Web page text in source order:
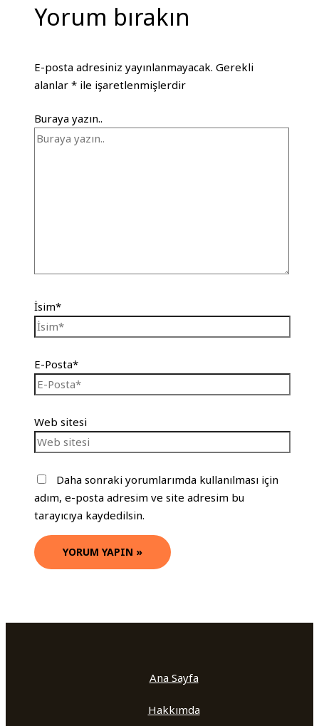
Yorum bırakın
E-posta adresiniz yayınlanmayacak. Gerekli
alanlar* ile işaretlenmişlerdir
Buraya yazın..
İsim*
E-Posta*
Web sitesi
Daha sonraki yorumlarımda kullanılması için
adım, e-posta adresim ve site adresim bu
tarayıcıya kaydedilsin.
Ana Sayfa
Hakkımda